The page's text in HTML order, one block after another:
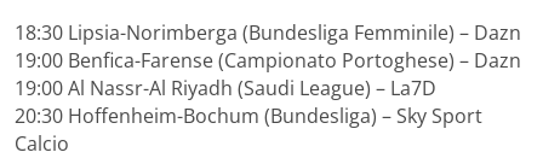
18:30 Lipsia-Norimberga (Bundesliga Femminile) – Dazn
19:00 Benfica-Farense (Campionato Portoghese) – Dazn
19:00 Al Nassr-Al Riyadh (Saudi League) – La7D
20:30 Hoffenheim-Bochum (Bundesliga) – Sky Sport
Calcio